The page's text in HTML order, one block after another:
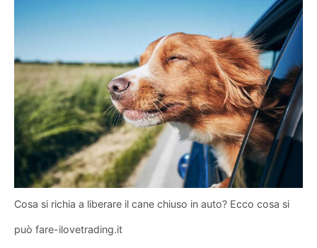
Cosa si richia a liberare il cane chiuso in auto? Ecco cosa si
può fare-ilovetrading.it